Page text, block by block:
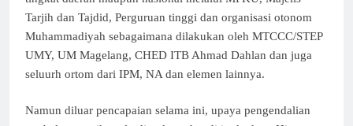
Tarjih dan Tajdid, Perguruan tinggi dan organisasi otonom
Muhammadiyah sebagaimana dilakukan oleh MTCCC/STEP
UMY, UM Magelang, CHED ITB Ahmad Dahlan dan juga
seluurh ortom dari IPM, NA dan elemen lainnya.
Namun diluar pencapaian selama ini, upaya pengendalian